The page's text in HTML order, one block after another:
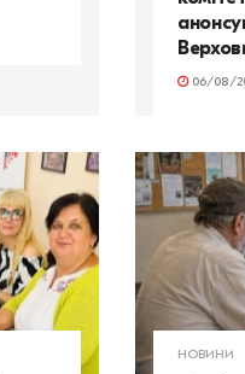
06/08/
НОВИНИ